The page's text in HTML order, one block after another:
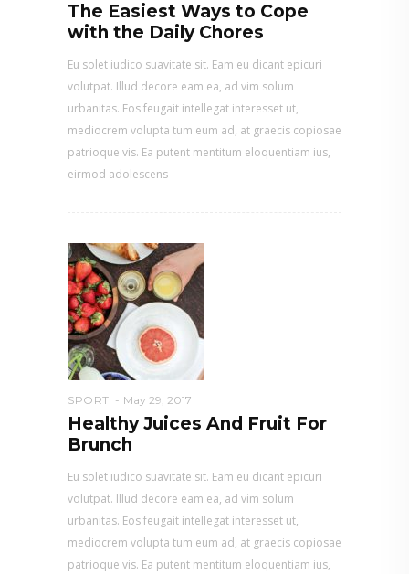
The Easiest Ways to Cope
with the Daily Chores
Eu solet iudico suavitate sit. Eam eu dicant epicuri
volutpat. Illud decore eam ea, ad vim solum
urbanitas. Eos feugait intellegat interesset ut,
mediocrem volupta tum eum ad, at graecis copiosae
patrioque vis. Ea putent mentitum eloquentiam ius,
eirmod adolescens
SPORT May 29, 2017
Healthy Juices And Fruit For
Brunch
Eu solet iudico suavitate sit. Eam eu dicant epicuri
volutpat. Illud decore eam ea, ad vim solum
urbanitas. Eos feugait intellegat interesset ut,
mediocrem volupta tum eum ad, at graecis copiosae
patrioque vis. Ea putent mentitum eloquentiam ius,